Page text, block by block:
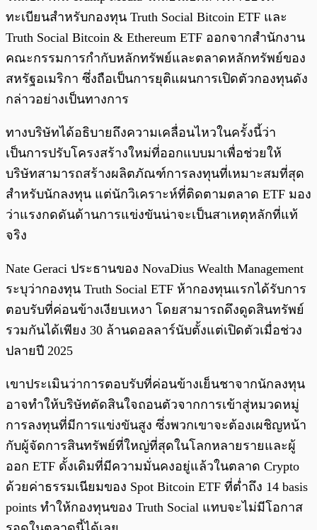
ทะเบียนสำหรับกองทุน Truth Social Bitcoin ETF และ
Truth Social Bitcoin & Ethereum ETF ออกจากสำนักงาน
คณะกรรมการกำกับหลักทรัพย์และตลาดหลักทรัพย์ของ
สหรัฐอเมริกา ซึ่งถือเป็นการยุติแผนการเปิดตัวกองทุนดัง
กล่าวอย่างเป็นทางการ
ทางบริษัทได้อธิบายถึงความเคลื่อนไหวในครั้งนี้ว่า
เป็นการปรับโครงสร้างใหม่ที่ออกแบบมาเพื่อช่วยให้
บริษัทสามารถสร้างผลิตภัณฑ์การลงทุนที่เหมาะสมที่สุด
สำหรับนักลงทุน แต่นักวิเคราะห์ที่ติดตามตลาด ETF มอง
ว่าแรงกดดันด้านการแข่งขันน่าจะเป็นสาเหตุหลักที่แท้
จริง
Nate Geraci ประธานของ NovaDius Wealth Management
ระบุว่ากองทุน Truth Social ETF ห้ากองทุนแรกได้รับการ
ตอบรับที่ค่อนข้างเงียบเหงา โดยสามารถดึงดูดสินทรัพย์
รวมกันได้เพียง 30 ล้านดอลลาร์นับตั้งแต่เปิดตัวเมื่อช่วง
ปลายปี 2025
เขาประเมินว่าการตอบรับที่ค่อนข้างเย็นชาจากนักลงทุน
อาจทำให้บริษัทตัดสินใจถอนตัวจากการเข้าสู่หมวดหมู่
การลงทุนที่มีการแข่งขันสูง ซึ่งพวกเขาจะต้องเผชิญหน้า
กับผู้จัดการสินทรัพย์ที่ใหญ่ที่สุดในโลกหลายรายและผู้
ออก ETF ดั้งเดิมที่มีความมั่นคงอยู่แล้วในตลาด Crypto
ด้วยค่าธรรมเนียมของ Spot Bitcoin ETF ที่ต่ำถึง 14 basis
points ทำให้กองทุนของ Truth Social แทบจะไม่มีโอกาส